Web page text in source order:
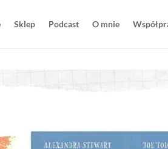
Sklep Podcast O mnie